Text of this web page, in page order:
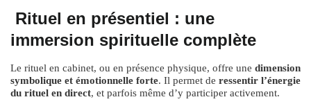
Rituel en présentiel : une
immersion spirituelle complète
Le rituel en cabinet, ou en présence physique, offre une dimension
symbolique et émotionnelle forte. Il permet de ressentir l’énergie
du rituel en direct, et parfois même d’y participer activement.